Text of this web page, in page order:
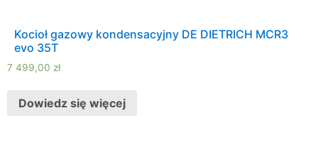
Kocioł gazowy kondensacyjny DE DIETRICH MCR3
evo 35T
7 499,00 zł
Dowiedz się więcej